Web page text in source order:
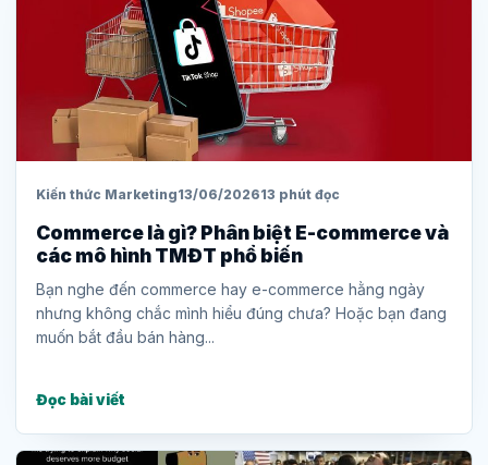
Kiến thức Marketing13/06/202613 phút đọc
Commerce là gì? Phân biệt E-commerce và
các mô hình TMĐT phổ biến
Bạn nghe đến commerce hay e-commerce hằng ngày
nhưng không chắc mình hiểu đúng chưa? Hoặc bạn đang
muốn bắt đầu bán hàng...
Đọc bài viết